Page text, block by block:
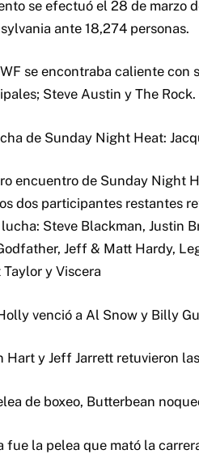
se efectuó el 28 de marzo
ante 18,274 personas.
se encontraba caliente con
Steve Austin y The Rock.
de Sunday Night Heat:
encuentro de Sunday Night
dos participantes restantes
Steve Blackman, Justin
Jeff & Matt Hardy,
Taylor y Viscera
venció a Al Snow y Billy
Hart y Jeff Jarrett retuvieron
de boxeo, Butterbean
fue la pelea que mató la